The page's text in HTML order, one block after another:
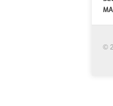
©